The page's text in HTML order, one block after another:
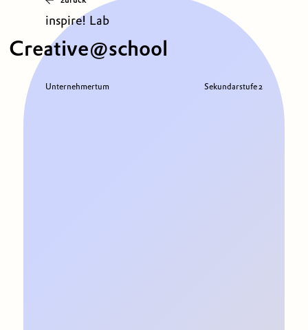
inspire! Lab
Creative@school
Unternehmertum Sekundarstufe 2